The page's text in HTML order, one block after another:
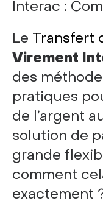
Le Transfert
Virement
des
pratiques
de l’argent
solution de
grande
comment
exactement